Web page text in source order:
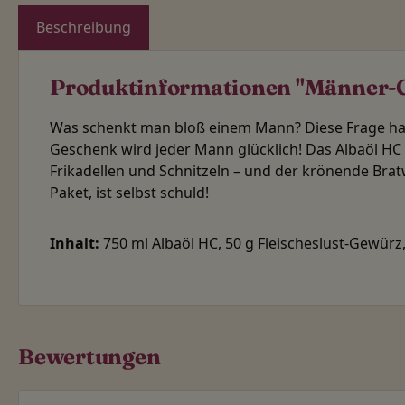
Beschreibung
Produktinformationen "Männer-
Was schenkt man bloß einem Mann? Diese Frage
Geschenk wird jeder Mann glücklich! Das Albaöl
Frikadellen und Schnitzeln – und der krönende
Paket, ist selbst schuld!
Inhalt: 750 ml Albaöl HC, 50 g Fleischeslust-
Bewertungen